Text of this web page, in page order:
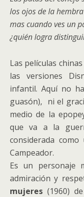
los ojos de la
mas cuando ves un
¿quién logra
Las películas
las versiones
infantil. Aquí no
guasón), ni el
medio de la
que va a la
considerada
Campeador.
Es un personaje
admiración y
mujeres (1960)